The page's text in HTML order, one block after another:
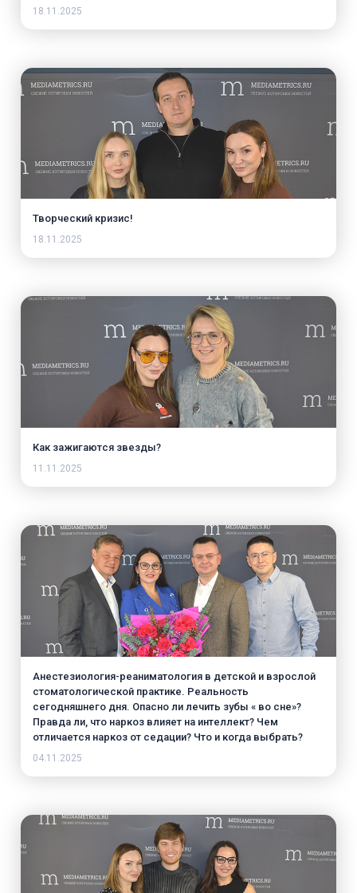
18.11.2025
Творческий кризис!
18.11.2025
Как зажигаются звезды?
11.11.2025
Анестезиология-реаниматология в детской и взрослой
стоматологической практике. Реальность
сегодняшнего дня. Опасно ли лечить зубы « во сне»?
Правда ли, что наркоз влияет на интеллект? Чем
отличается наркоз от седации? Что и когда выбрать?
04.11.2025